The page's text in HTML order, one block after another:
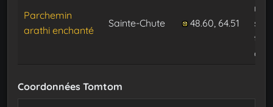
Parchemin
arathi enchanté
Sainte-Chute 48.60, 64.51
sur
Coordonnées Tomtom